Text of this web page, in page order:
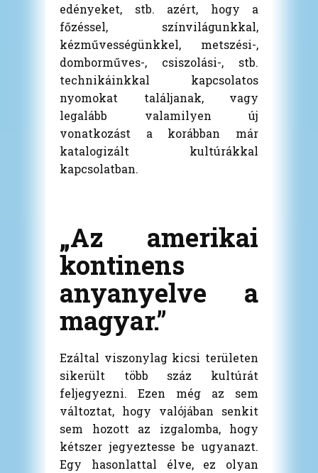
edényeket, stb. azért, hogy a
főzéssel, színvilágunkkal,
kézművességünkkel, metszési-,
domborműves-, csiszolási-, stb.
technikáinkkal kapcsolatos
nyomokat találjanak, vagy
legalább valamilyen új
vonatkozást a korábban már
katalogizált kultúrákkal
kapcsolatban.
„Az amerikai
kontinens
anyanyelve a
magyar.”
Ezáltal viszonylag kicsi területen
sikerült több száz kultúrát
feljegyezni. Ezen még az sem
változtat, hogy valójában senkit
sem hozott az izgalomba, hogy
kétszer jegyeztesse be ugyanazt.
Egy hasonlattal élve, ez olyan